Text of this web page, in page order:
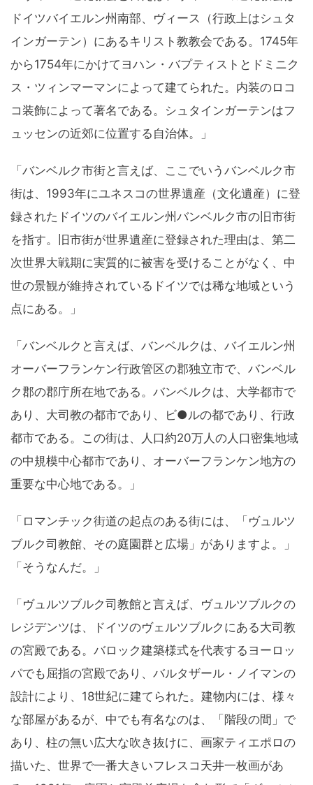
ドイツバイエルン州南部、ヴィース（行政上はシュタ
インガーテン）にあるキリスト教教会である。1745年
から1754年にかけてヨハン・バプティストとドミニク
ス・ツィンマーマンによって建てられた。内装のロコ
コ装飾によって著名である。シュタインガーテンはフ
ュッセンの近郊に位置する自治体。」
「バンベルク市街と言えば、ここでいうバンベルク市
街は、1993年にユネスコの世界遺産（文化遺産）に登
録されたドイツのバイエルン州バンベルク市の旧市街
を指す。旧市街が世界遺産に登録された理由は、第二
次世界大戦期に実質的に被害を受けることがなく、中
世の景観が維持されているドイツでは稀な地域という
点にある。」
「バンベルクと言えば、バンベルクは、バイエルン州
オーバーフランケン行政管区の郡独立市で、バンベル
ク郡の郡庁所在地である。バンベルクは、大学都市で
あり、大司教の都市であり、ビ●ルの都であり、行政
都市である。この街は、人口約20万人の人口密集地域
の中規模中心都市であり、オーバーフランケン地方の
重要な中心地である。」
「ロマンチック街道の起点のある街には、「ヴュルツ
ブルク司教館、その庭園群と広場」がありますよ。」
「そうなんだ。」
「ヴュルツブルク司教館と言えば、ヴュルツブルクの
レジデンツは、ドイツのヴェルツブルクにある大司教
の宮殿である。バロック建築様式を代表するヨーロッ
パでも屈指の宮殿であり、バルタザール・ノイマンの
設計により、18世紀に建てられた。建物内には、様々
な部屋があるが、中でも有名なのは、「階段の間」で
あり、柱の無い広大な吹き抜けに、画家ティエポロの
描いた、世界で一番大きいフレスコ天井一枚画があ